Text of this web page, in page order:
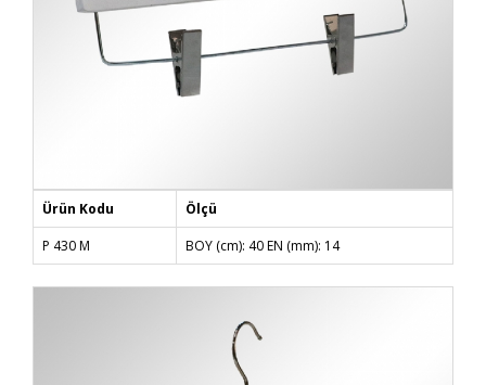
Ürün Kodu
Ölçü
P 430 M
BOY (cm): 40 EN (mm): 14